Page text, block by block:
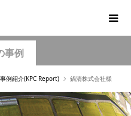
事例
例紹介(KPC Report) 鍋清株式会社様